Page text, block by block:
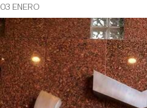
03 ENERO